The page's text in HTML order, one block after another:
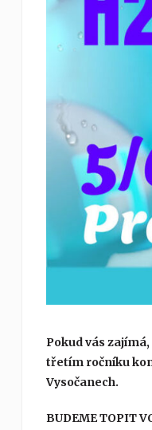
Pokud vás
třetím ročníku
Vysočanech.
BUDEME TOPIT